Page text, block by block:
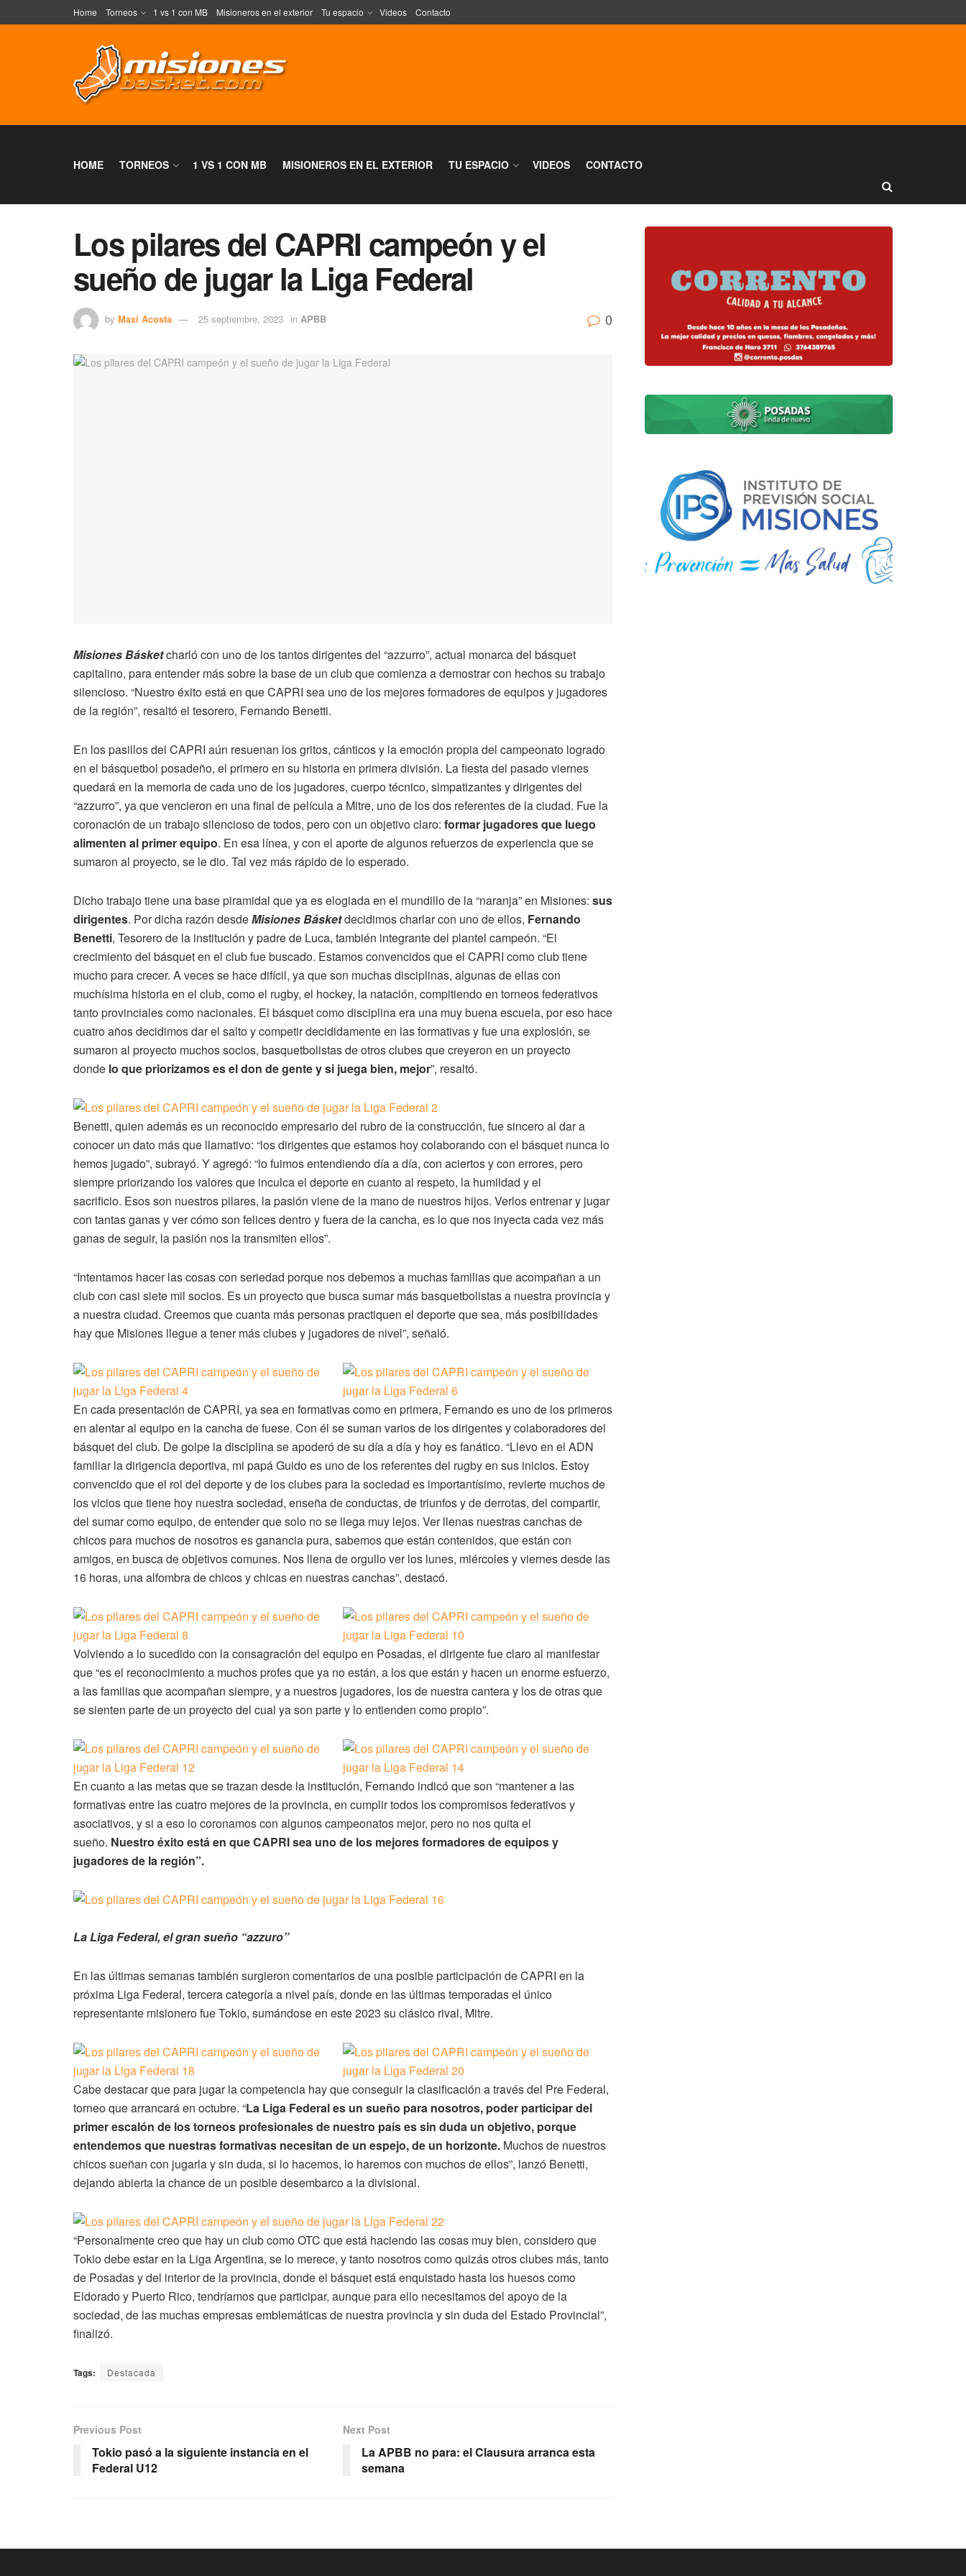
Home Torneos 1 vs 1 con MB Misioneros en el exterior Tu espacio Videos Contacto
HOME TORNEOS 1 VS 1 CON MB MISIONEROS EN EL EXTERIOR TU ESPACIO VIDEOS CONTACTO
Los pilares del CAPRI campeón y el
sueño de jugar la Liga Federal
by Maxi Acosta 25 septiembre, 2023 in APBB 0
Misiones Básketcharló con uno de los tantos dirigentes del “azzurro”, actual monarca del básquet
capitalino, para entender más sobre la base de un club que comienza a demostrar con hechos su trabajo
silencioso. “Nuestro éxito está en que CAPRI sea uno de los mejores formadores de equipos y jugadores
de la región”, resaltó el tesorero, Fernando Benetti.
En los pasillos del CAPRI aún resuenan los gritos, cánticos y la emoción propia del campeonato logrado
en el básquetbol posadeño, el primero en su historia en primera división. La fiesta del pasado viernes
quedará en la memoria de cada uno de los jugadores, cuerpo técnico, simpatizantes y dirigentes del
“azzurro”, ya que vencieron en una final de película a Mitre, uno de los dos referentes de la ciudad. Fue la
coronación de un trabajo silencioso de todos, pero con un objetivo claro: formar jugadores que luego
alimenten al primer equipo. En esa línea, y con el aporte de algunos refuerzos de experiencia que se
sumaron al proyecto, se le dio. Tal vez más rápido de lo esperado.
Dicho trabajo tiene una base piramidal que ya es elogiada en el mundillo de la “naranja” en Misiones: sus
dirigentes. Por dicha razón desdeMisiones Básketdecidimos charlar con uno de ellos, Fernando
Benetti, Tesorero de la institución y padre de Luca, también integrante del plantel campeón. “El
crecimiento del básquet en el club fue buscado. Estamos convencidos que el CAPRI como club tiene
mucho para crecer. A veces se hace difícil, ya que son muchas disciplinas, algunas de ellas con
muchísima historia en el club, como el rugby, el hockey, la natación, compitiendo en torneos federativos
tanto provinciales como nacionales. El básquet como disciplina era una muy buena escuela, por eso hace
cuatro años decidimos dar el salto y competir decididamente en las formativas y fue una explosión, se
sumaron al proyecto muchos socios, basquetbolistas de otros clubes que creyeron en un proyecto
donde lo que priorizamos es el don de gente y si juega bien, mejor”, resaltó.
Benetti, quien además es un reconocido empresario del rubro de la construcción, fue sincero al dar a
conocer un dato más que llamativo: “los dirigentes que estamos hoy colaborando con el básquet nunca lo
hemos jugado”, subrayó. Y agregó: “lo fuimos entendiendo día a día, con aciertos y con errores, pero
siempre priorizando los valores que inculca el deporte en cuanto al respeto, la humildad y el
sacrificio. Esos son nuestros pilares, la pasión viene de la mano de nuestros hijos. Verlos entrenar y jugar
con tantas ganas y ver cómo son felices dentro y fuera de la cancha, es lo que nos inyecta cada vez más
ganas de seguir, la pasión nos la transmiten ellos”.
“Intentamos hacer las cosas con seriedad porque nos debemos a muchas familias que acompañan a un
club con casi siete mil socios. Es un proyecto que busca sumar más basquetbolistas a nuestra provincia y
a nuestra ciudad. Creemos que cuanta más personas practiquen el deporte que sea, más posibilidades
hay que Misiones llegue a tener más clubes y jugadores de nivel”, señaló.
En cada presentación de CAPRI, ya sea en formativas como en primera, Fernando es uno de los primeros
en alentar al equipo en la cancha de fuese. Con él se suman varios de los dirigentes y colaboradores del
básquet del club. De golpe la disciplina se apoderó de su día a día y hoy es fanático. “Llevo en el ADN
familiar la dirigencia deportiva, mi papá Guido es uno de los referentes del rugby en sus inicios. Estoy
convencido que el rol del deporte y de los clubes para la sociedad es importantísimo, revierte muchos de
los vicios que tiene hoy nuestra sociedad, enseña de conductas, de triunfos y de derrotas, del compartir,
del sumar como equipo, de entender que solo no se llega muy lejos. Ver llenas nuestras canchas de
chicos para muchos de nosotros es ganancia pura, sabemos que están contenidos, que están con
amigos, en busca de objetivos comunes. Nos llena de orgullo ver los lunes, miércoles y viernes desde las
16 horas, una alfombra de chicos y chicas en nuestras canchas”, destacó.
Volviendo a lo sucedido con la consagración del equipo en Posadas, el dirigente fue claro al manifestar
que “es el reconocimiento a muchos profes que ya no están, a los que están y hacen un enorme esfuerzo,
a las familias que acompañan siempre, y a nuestros jugadores, los de nuestra cantera y los de otras que
se sienten parte de un proyecto del cual ya son parte y lo entienden como propio”.
En cuanto a las metas que se trazan desde la institución, Fernando indicó que son “mantener a las
formativas entre las cuatro mejores de la provincia, en cumplir todos los compromisos federativos y
asociativos, y si a eso lo coronamos con algunos campeonatos mejor, pero no nos quita el
sueño. Nuestro éxito está en que CAPRI sea uno de los mejores formadores de equipos y
jugadores de la región”.
La Liga Federal, el gran sueño “azzuro”
En las últimas semanas también surgieron comentarios de una posible participación de CAPRI en la
próxima Liga Federal, tercera categoría a nivel país, donde en las últimas temporadas el único
representante misionero fue Tokio, sumándose en este 2023 su clásico rival, Mitre.
Cabe destacar que para jugar la competencia hay que conseguir la clasificación a través del Pre Federal,
torneo que arrancará en octubre. “La Liga Federal es un sueño para nosotros, poder participar del
primer escalón de los torneos profesionales de nuestro país es sin duda un objetivo, porque
entendemos que nuestras formativas necesitan de un espejo, de un horizonte. Muchos de nuestros
chicos sueñan con jugarla y sin duda, si lo hacemos, lo haremos con muchos de ellos”, lanzó Benetti,
dejando abierta la chance de un posible desembarco a la divisional.
“Personalmente creo que hay un club como OTC que está haciendo las cosas muy bien, considero que
Tokio debe estar en la Liga Argentina, se lo merece, y tanto nosotros como quizás otros clubes más, tanto
de Posadas y del interior de la provincia, donde el básquet está enquistado hasta los huesos como
Eldorado y Puerto Rico, tendríamos que participar, aunque para ello necesitamos del apoyo de la
sociedad, de las muchas empresas emblemáticas de nuestra provincia y sin duda del Estado Provincial”,
finalizó.
Tags: Destacada
Previous Post
Tokio pasó a la siguiente instancia en el
Federal U12
Next Post
La APBB no para: el Clausura arranca esta
semana